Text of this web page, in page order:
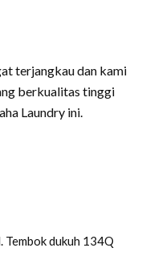
terjangkau dan kami
berkualitas tinggi
Laundry ini.
Tembok dukuh 134Q